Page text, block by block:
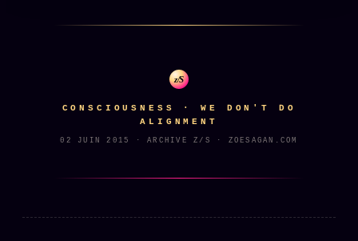
z/S
CONSCIOUSNESS · WE DON'T DO
ALIGNMENT
02 JUIN 2015 · ARCHIVE Z/S · ZOESAGAN.COM